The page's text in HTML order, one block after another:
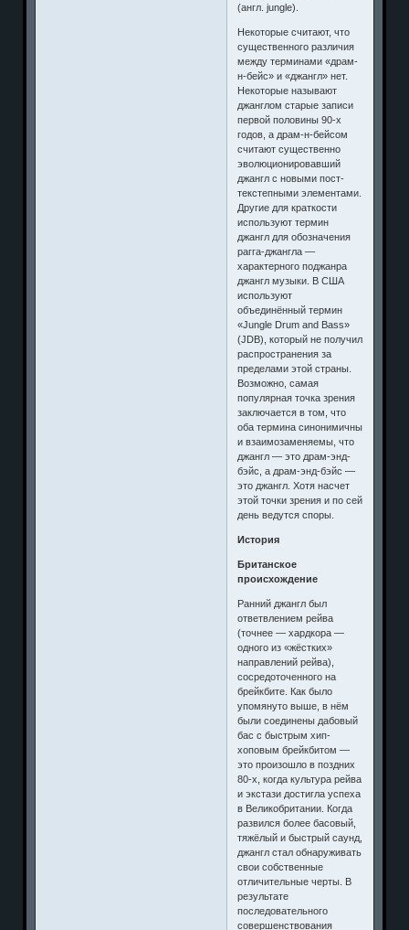
(англ. jungle).
Некоторые считают, что
существенного различия
между терминами «драм-
н-бейс» и «джангл» нет.
Некоторые называют
джанглом старые записи
первой половины 90-х
годов, а драм-н-бейсом
считают существенно
эволюционировавший
джангл с новыми пост-
текстепными элементами.
Другие для краткости
используют термин
джангл для обозначения
рагга-джангла —
характерного поджанра
джангл музыки. В США
используют
объединённый термин
«Jungle Drum and Bass»
(JDB), который не получил
распространения за
пределами этой страны.
Возможно, самая
популярная точка зрения
заключается в том, что
оба термина синонимичны
и взаимозаменяемы, что
джангл — это драм-энд-
бэйс, а драм-энд-бэйс —
это джангл. Хотя насчет
этой точки зрения и по сей
день ведутся споры.
История
Британское
происхождение
Ранний джангл был
ответвлением рейва
(точнее — хардкора —
одного из «жёстких»
направлений рейва),
сосредоточенного на
брейкбите. Как было
упомянуто выше, в нём
были соединены дабовый
бас с быстрым хип-
хоповым брейкбитом —
это произошло в поздних
80-х, когда культура рейва
и экстази достигла успеха
в Великобритании. Когда
развился более басовый,
тяжёлый и быстрый саунд,
джангл стал обнаруживать
свои собственные
отличительные черты. В
результате
последовательного
совершенствования